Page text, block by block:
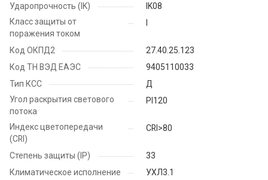
Ударопрочность (IK)
IK08
Класс защиты от
поражения током
Код ОКПД2
27.40.25.123
Код ТН ВЭД ЕАЭС
9405110033
Тип КСС
Д
Угол раскрытия светового
потока
PI120
Индекс цветопередачи
(CRI)
CRI>80
Степень защиты (IP)
33
Климатическое исполнение
УХЛ3.1